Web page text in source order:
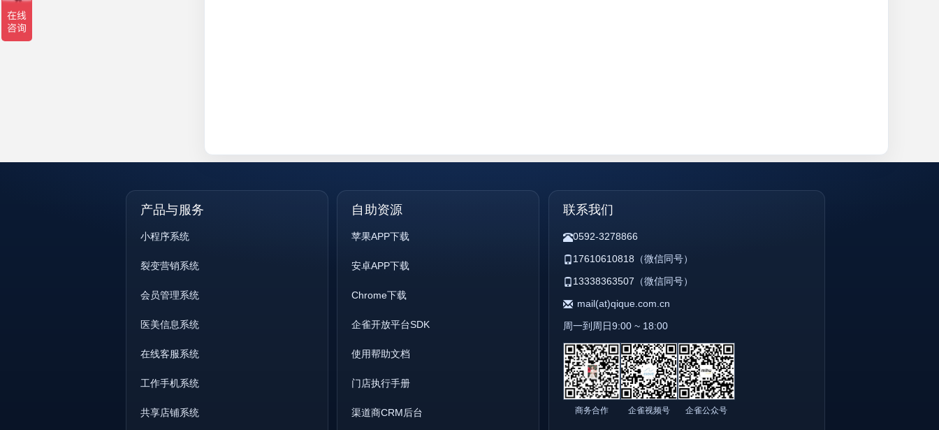
产品与服务
小程序系统
裂变营销系统
会员管理系统
医美信息系统
在线客服系统
工作手机系统
共享店铺系统
自助资源
苹果APP下载
安卓APP下载
Chrome下载
企雀开放平台SDK
使用帮助文档
门店执行手册
渠道商CRM后台
联系我们
0592-3278866
17610610818 （微信同号）
13338363507 （微信同号）
mail(at)qique.com.cn
周一到周日9:00 ~ 18:00
商务合作 企雀视频号 企雀公众号